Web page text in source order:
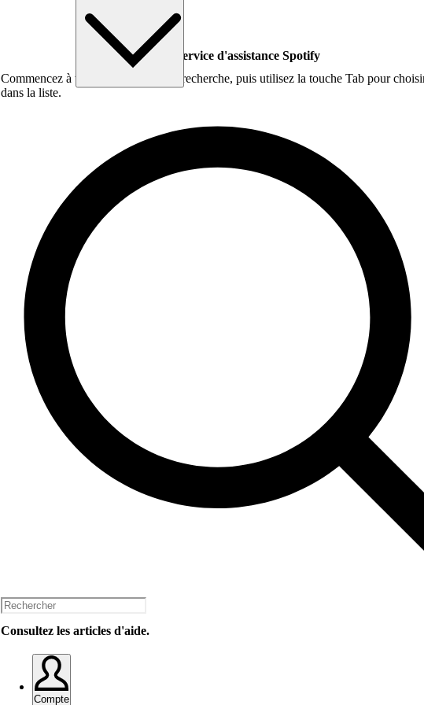
Service d'assistance Spotify
Commencez à taper dans la zone de recherche, puis utilisez la touche Tab pour
dans la liste.
Consultez les articles d'aide.
Compte